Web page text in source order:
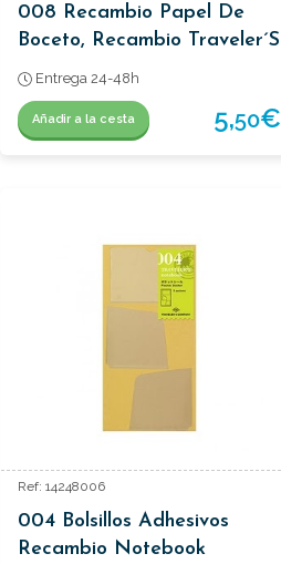
008 Recambio Papel De
Boceto, Recambio Traveler´s
Passaporte.
Entrega 24-48h
Añadir a la cesta 5,50€
Ref: 14248006
004 Bolsillos Adhesivos
Recambio Notebook